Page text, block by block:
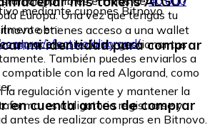
mediante cupones Bitnovo
Europa. Una vez que tengas tu
en:
efectivo/algorand/
obtienes acceso a una wallet
almacenar, recibir y gestionar tus
También puedes enviarlos a
con la red Algorand, como
mi identidad para comprar
la regulación vigente y mantener la
es obligatorio registrarse y
antes de realizar compras en Bitnovo.
en cuenta antes de comprar